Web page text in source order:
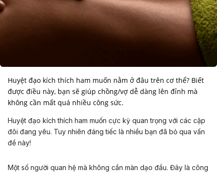
Huyệt đạo kích thích ham muốn nằm ở đâu trên cơ thể? Biết
được điều này, bạn sẽ giúp chồng/vợ dễ dàng lên đỉnh mà
không cần mất quá nhiều công sức.
Huyệt đạo kích thích ham muốn cực kỳ quan trọng với các cặp
đôi đang yêu. Tuy nhiên đáng tiếc là nhiều bạn đã bỏ qua vấn
đề này!
Một số người quan hệ mà không cần màn dạo đầu. Đây là công